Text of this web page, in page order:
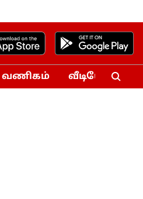
வணிகம் வீடியோ